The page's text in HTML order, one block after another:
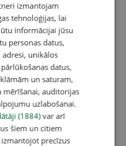
izmantojam
tehnoloģijas, lai
informācijai jūsu
personas datus,
adresi, unikālos
datus,
un saturam,
mērīšanai, auditorijas
uzlabošanai.
(1884)var arī
šiem un citiem
precīzus